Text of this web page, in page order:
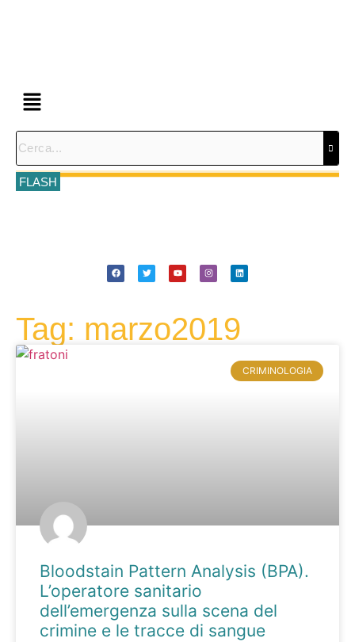
FLASH
Tag: marzo2019
CRIMINOLOGIA
Bloodstain Pattern Analysis (BPA).
L’operatore sanitario
dell’emergenza sulla scena del
crimine e le tracce di sangue